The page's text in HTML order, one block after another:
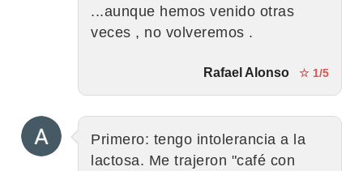
...aunque hemos venido otras
veces , no volveremos .
Rafael Alonso ☆ 1/5
Primero: tengo intolerancia a la
lactosa. Me trajeron "café con